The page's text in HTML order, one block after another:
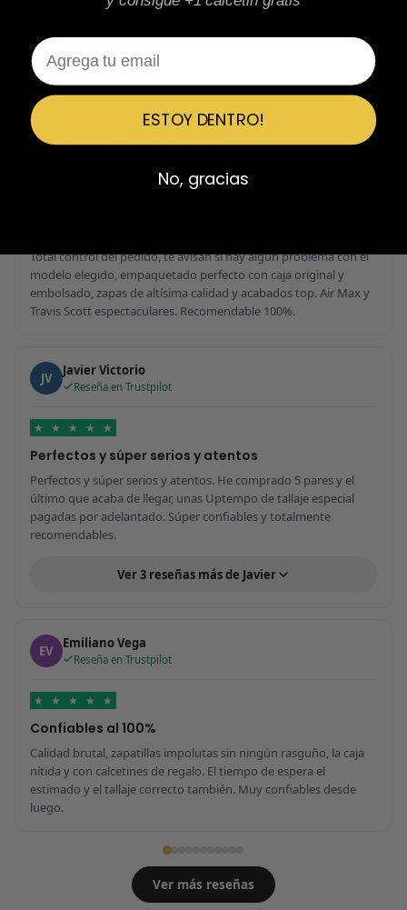
me ha sorprendido para bien porque todo ha sido increíble. Me
he comprado 2 pares y no sabría decir cuál tiene mejor calidad,
parecen de marcas verdaderas. Entrega súper rápida, embalaje
perfecto y con el detalle de los calcetines contentísima. Sin duda
volvería a comprar.
Fernando Aranda Morales
Total control del pedido, te avisan si hay algún problema con el
modelo elegido, empaquetado perfecto con caja original y
embolsado, zapas de altísima calidad y acabados top. Air Max y
Travis Scott espectaculares. Recomendable 100%.
JV Javier Victorio
Reseña en Trustpilot
★ ★ ★ ★ ★
Perfectos y súper serios y atentos
Perfectos y súper serios y atentos. He comprado 5 pares y el
último que acaba de llegar, unas Uptempo de tallaje especial
pagadas por adelantado. Súper confiables y totalmente
recomendables.
Ver 3 reseñas más de Javier
EV Emiliano Vega
Reseña en Trustpilot
★ ★ ★ ★ ★
Confiables al 100%
Calidad brutal, zapatillas impolutas sin ningún rasguño, la caja
nítida y con calcetines de regalo. El tiempo de espera el
estimado y el tallaje correcto también. Muy confiables desde
luego.
Ver más reseñas
Email
ESTOY DENTRO!
No, gracias